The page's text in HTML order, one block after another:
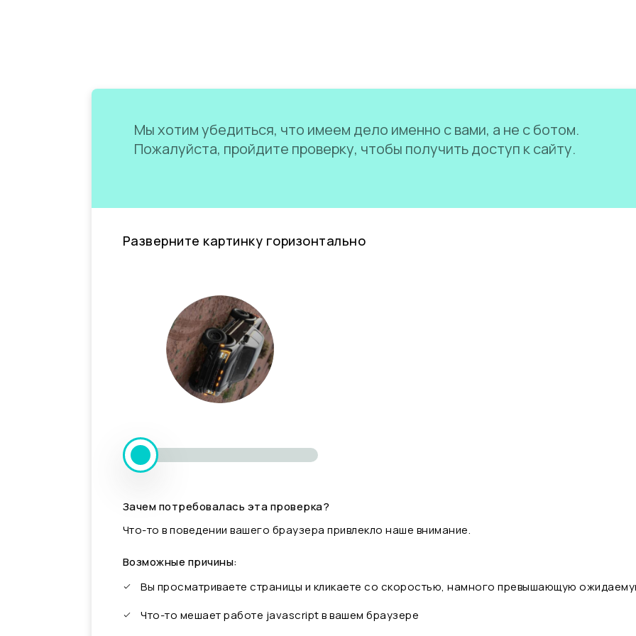
Мы хотим убедиться, что имеем дело именно с вами, а не с ботом.
Пожалуйста, пройдите проверку, чтобы получить доступ к сайту.
Разверните картинку горизонтально
Зачем потребовалась эта проверка?
Что-то в поведении вашего браузера привлекло наше внимание.
Возможные причины:
Вы просматриваете страницы и кликаете со скоростью, намного превышающую
Что-то мешает работе javascript в вашем браузере